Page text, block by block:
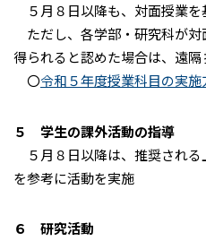
５月８日以降も、対面授業を
ただし、各学部・研究科が
得られると認めた場合は、遠
〇令和５年度授業科目の実施
５ 学生の課外活動の指導
５月８日以降は、推奨される
を参考に活動を実施
６ 研究活動